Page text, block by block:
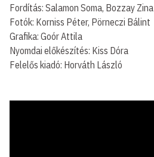
Fordítás: Salamon Soma, Bozzay Zina
Fotók: Korniss Péter, Pörneczi Bálint
Grafika: Goór Attila
Nyomdai előkészítés: Kiss Dóra
Felelős kiadó: Horváth László